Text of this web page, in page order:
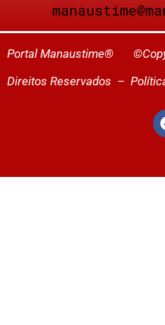
Portal Manaustime®
Direitos Reservados –